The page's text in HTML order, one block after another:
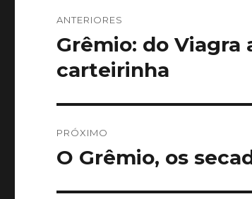
de
Post
ANTERIORES
Post
anterior:
Grêmio: do
carteirinha
PRÓXIMO
Próximo
O Grêmio, os